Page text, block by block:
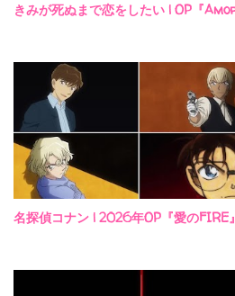
きみが死ぬまで恋をしたい | OP『
名探偵コナン | 2026年OP『愛のFIRE